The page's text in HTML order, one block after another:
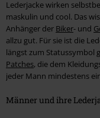
Lederjacke wirken
maskulin und cool. Das
Anhänger der Biker- und
allzu gut. Für sie ist die
längst zum Statussymbol
Patches, die dem
jeder Mann mindestens
Männer und ihre